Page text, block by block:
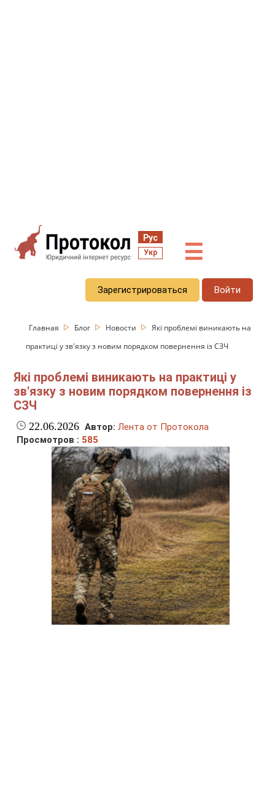
Рус
Укр ☰
Зарегистрироваться Войти
Главная Блог Новости
Які проблемі виникають на
практиці у зв'язку з новим порядком повернення із СЗЧ
Які проблемі виникають на практиці у
зв'язку з новим порядком повернення із
СЗЧ
22.06.2026 Автор: Лента от Протокола
Просмотров : 585